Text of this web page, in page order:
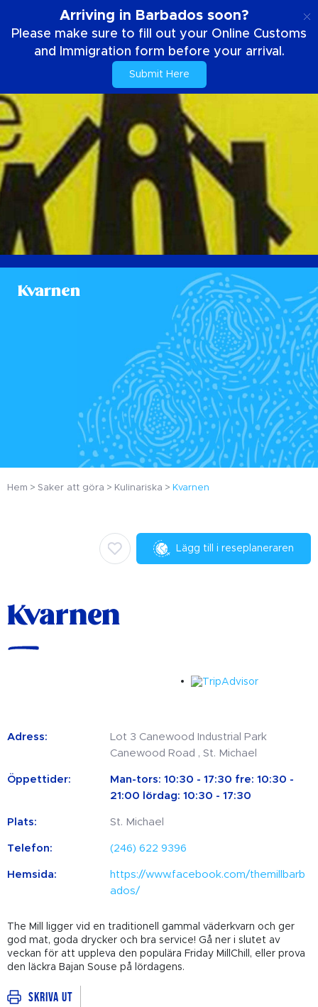
Arriving in Barbados soon?
Please make sure to fill out your Online Customs
and Immigration form before your arrival.
Submit Here
Kvarnen
Hem Saker att göra Kulinariska Kvarnen
Lägg till i reseplaneraren
Kvarnen
Adress:
Lot 3 Canewood Industrial Park
Canewood Road , St. Michael
Öppettider:
Man-tors: 10:30 - 17:30 fre: 10:30 -
21:00 lördag: 10:30 - 17:30
Plats: St. Michael
Telefon: (246) 622 9396
Hemsida:
https://www.facebook.com/themillbarb
ados/
The Mill ligger vid en traditionell gammal väderkvarn och ger
god mat, goda drycker och bra service! Gå ner i slutet av
veckan för att uppleva den populära Friday MillChill, eller prova
den läckra Bajan Souse på lördagens.
Skriva ut